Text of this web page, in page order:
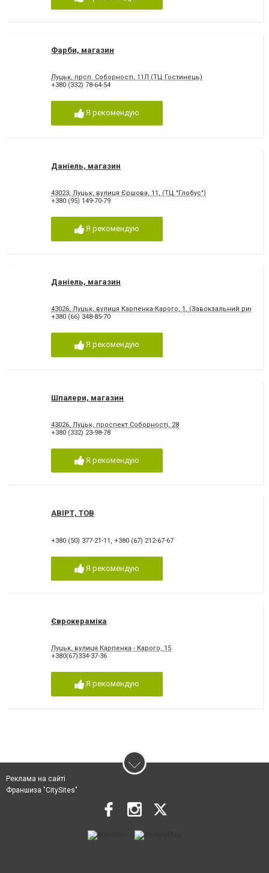
Фарби, магазин
Луцьк, прсп. Соборності, 11Л (ТЦ Гостинець)
+380 (332) 78-64-54
Я рекомендую
Даніель, магазин
43023, Луцьк, вулиця Єршова, 11, (ТЦ "Глобус")
+380 (95) 149-70-79
Я рекомендую
Даніель, магазин
43026, Луцьк, вулиця Карпенка-Карого, 1, (Завокзальний
+380 (66) 348-85-70
Я рекомендую
Шпалери, магазин
43026, Луцьк, проспект Соборності, 28
+380 (332) 23-98-78
Я рекомендую
АВІРТ, ТОВ
+380 (50) 377-21-11 +380 (67) 212-67-67
Я рекомендую
Єврокераміка
Луцьк, вулиця Карпенка - Карого, 15
+380(67)334-37-36
Я рекомендую
Реклама на сайті
Франшиза "CitySites"